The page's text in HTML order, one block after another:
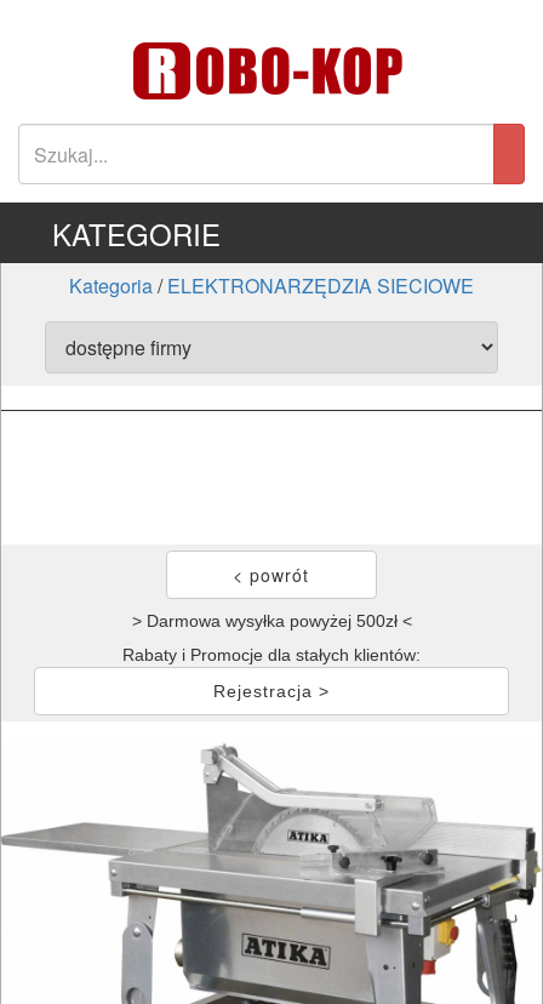
KATEGORIE
Kategoria/ELEKTRONARZĘDZIA SIECIOWE
> Darmowa wysyłka powyżej 500zł <
Rabaty i Promocje dla stałych klientów:
Rejestracja >